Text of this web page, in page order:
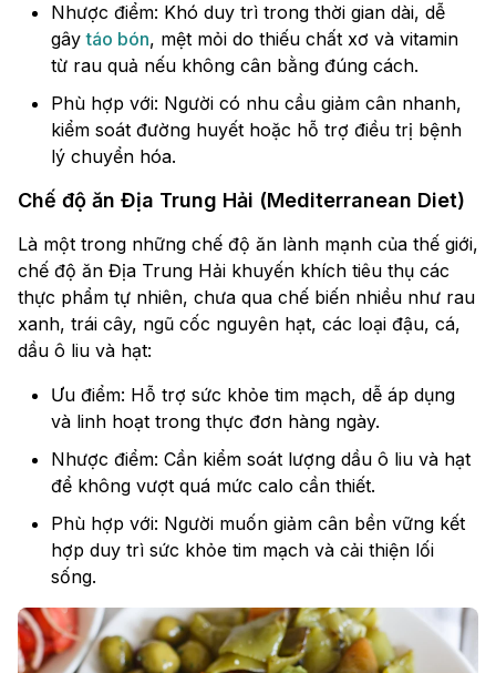
Nhược điểm: Khó duy trì trong thời gian dài, dễ
gâytáo bón, mệt mỏi do thiếu chất xơ và vitamin
từ rau quả nếu không cân bằng đúng cách.
Phù hợp với: Người có nhu cầu giảm cân nhanh,
kiểm soát đường huyết hoặc hỗ trợ điều trị bệnh
lý chuyển hóa.
Chế độ ăn Địa Trung Hải (Mediterranean Diet)
Là một trong những chế độ ăn lành mạnh của thế giới,
chế độ ăn Địa Trung Hải khuyến khích tiêu thụ các
thực phẩm tự nhiên, chưa qua chế biến nhiều như rau
xanh, trái cây, ngũ cốc nguyên hạt, các loại đậu, cá,
dầu ô liu và hạt:
Ưu điểm: Hỗ trợ sức khỏe tim mạch, dễ áp dụng
và linh hoạt trong thực đơn hàng ngày.
Nhược điểm: Cần kiểm soát lượng dầu ô liu và hạt
để không vượt quá mức calo cần thiết.
Phù hợp với: Người muốn giảm cân bền vững kết
hợp duy trì sức khỏe tim mạch và cải thiện lối
sống.